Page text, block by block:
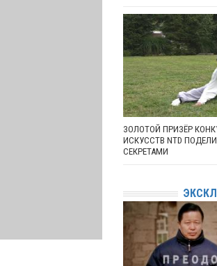
ЗОЛОТОЙ ПРИЗЁР
ИСКУССТВ NTD
СЕКРЕТАМИ